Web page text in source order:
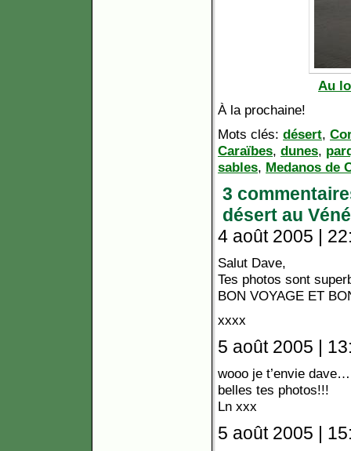
Au
À la prochaine!
Mots clés: désert,
Caraïbes, dunes,
sables, Medanos de
3
désert au
4 août 2005 |
Salut Dave,
Tes photos sont
BON VOYAGE ET
xxxx
5 août 2005 |
wooo je t’envie
belles tes photos!!!
Ln xxx
5 août 2005 |